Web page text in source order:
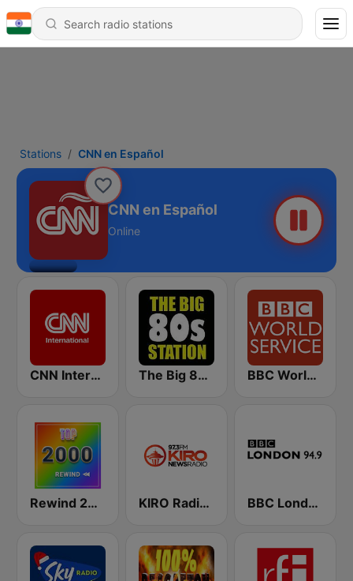
Stations CNN en Español
CNN en Español
Online
CNN International The Big 80s Station BBC World Service
Rewind 2000's KIRO Radio 97.3 BBC London